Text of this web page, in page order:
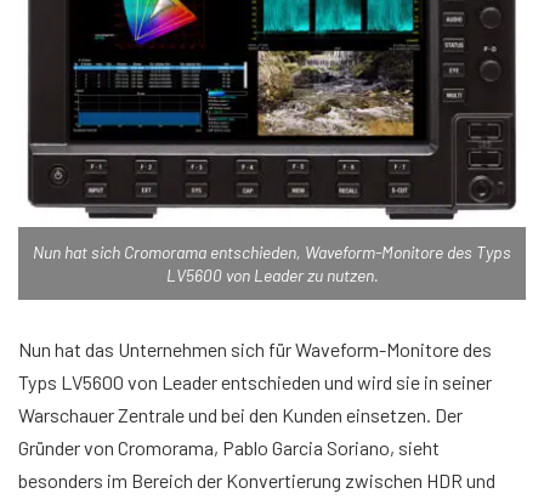
Nun hat sich Cromorama entschieden, Waveform-Monitore des Typs
LV5600 von Leader zu nutzen.
Nun hat das Unternehmen sich für Waveform-Monitore des
Typs LV5600 von Leader entschieden und wird sie in seiner
Warschauer Zentrale und bei den Kunden einsetzen. Der
Gründer von Cromorama, Pablo Garcia Soriano, sieht
besonders im Bereich der Konvertierung zwischen HDR und